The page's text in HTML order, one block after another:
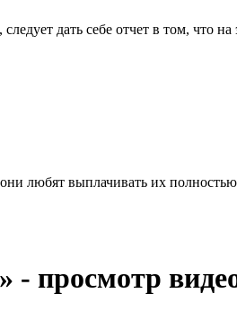
дать себе отчет в том,
любят выплачивать их
- просмотр